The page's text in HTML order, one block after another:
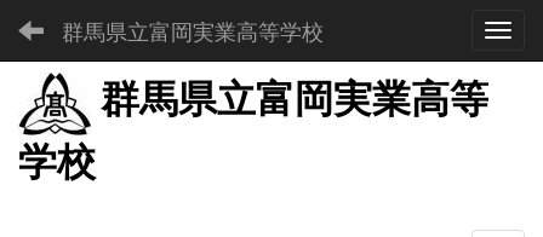
群馬県立富岡実業高等学校
群馬県立富岡実業高等
学校